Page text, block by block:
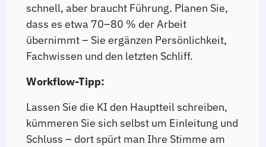
schnell, aber braucht Führung. Planen Sie,
dass es etwa 70–80 % der Arbeit
übernimmt – Sie ergänzen Persönlichkeit,
Fachwissen und den letzten Schliff.
Workflow-Tipp:
Lassen Sie die KI den Hauptteil schreiben,
kümmeren Sie sich selbst um Einleitung und
Schluss – dort spürt man Ihre Stimme am